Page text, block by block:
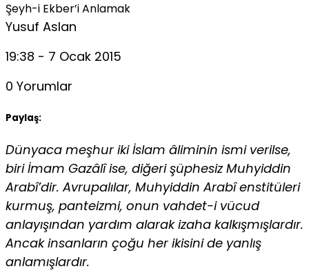
Şeyh-i Ekber’i Anlamak
Yusuf Aslan
19:38 - 7 Ocak 2015
0 Yorumlar
Paylaş:
Dünyaca meşhur iki İslam âliminin ismi verilse,
biri İmam Gazâlî ise, diğeri şüphesiz Muhyiddin
Arabî’dir. Avrupalılar, Muhyiddin Arabî enstitüleri
kurmuş, panteizmi, onun vahdet-i vücud
anlayışından yardım alarak izaha kalkışmışlardır.
Ancak insanların çoğu her ikisini de yanlış
anlamışlardır.